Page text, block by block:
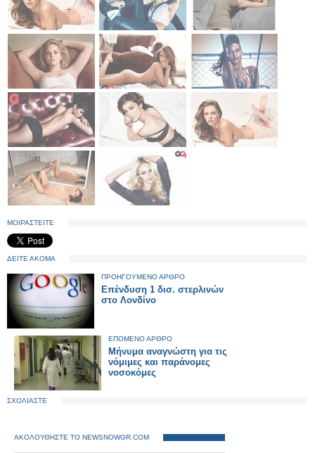
ΜΟΙΡΑΣΤΕΙΤΕ
ΔΕΙΤΕ ΑΚΟΜΑ
ΠΡΟΗΓΟΥΜΕΝΟ ΑΡΘΡΟ
Επένδυση 1 δισ. στερλινών
στο Λονδίνο
ΕΠΟΜΕΝΟ ΑΡΘΡΟ
Μήνυμα αναγνώστη για τις
νόμιμες και παράνομες
νοσοκόμες
ΣΧΟΛΙΑΣΤΕ
ΑΚΟΛΟΥΘΗΣΤΕ ΤΟ NEWSNOWGR.COM